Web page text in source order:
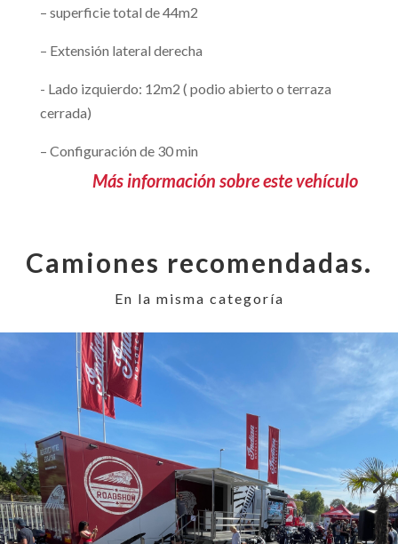
– superficie total de 44m2
– Extensión lateral derecha
- Lado izquierdo: 12m2 ( podio abierto o terraza
cerrada)
– Configuración de 30 min
Más información sobre este vehículo
Camiones recomendadas.
En la misma categoría